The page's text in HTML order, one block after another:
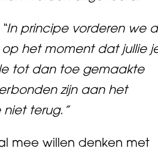
“In principe vorderen we
het moment dat jullie
tot dan toe gemaakte
zijn aan het
nietterug.”
mee willen denken met